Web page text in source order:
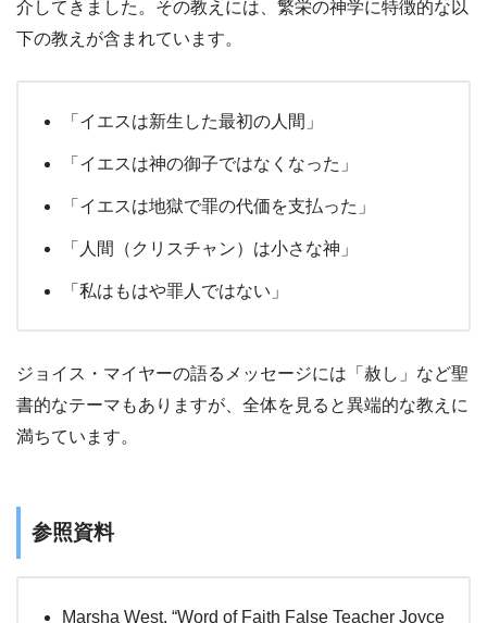
介してきました。その教えには、繁栄の神学に特徴的な以
下の教えが含まれています。
「イエスは新生した最初の人間」
「イエスは神の御子ではなくなった」
「イエスは地獄で罪の代価を支払った」
「人間（クリスチャン）は小さな神」
「私はもはや罪人ではない」
ジョイス・マイヤーの語るメッセージには「赦し」など聖
書的なテーマもありますが、全体を見ると異端的な教えに
満ちています。
参照資料
Marsha West, “Word of Faith False Teacher Joyce